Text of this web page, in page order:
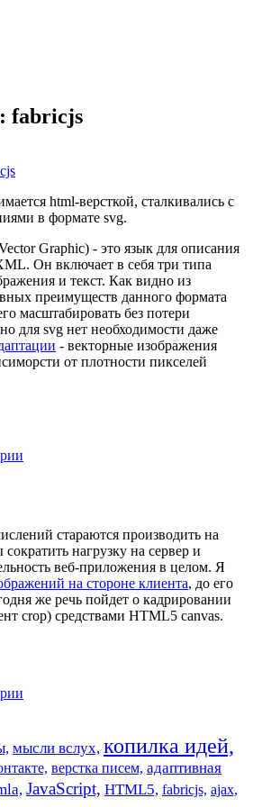
fabricjs
html-версткой, сталкивались с
в формате svg.
Graphic) - это язык для описания
Он включает в себя три типа
и текст. Как видно из
преимуществ данного формата
масштабировать без потери
для svg нет необходимости даже
- векторные изображения
от плотности пикселей
стараются производить на
нагрузку на сервер и
веб-приложения в целом. Я
на стороне клиента, до его
же речь пойдет о кадрировании
crop) средствами HTML5 canvas.
мысли вслух, копилка идей,
верстка писем, адаптивная
JavaScript, HTML5, fabricjs, ajax,